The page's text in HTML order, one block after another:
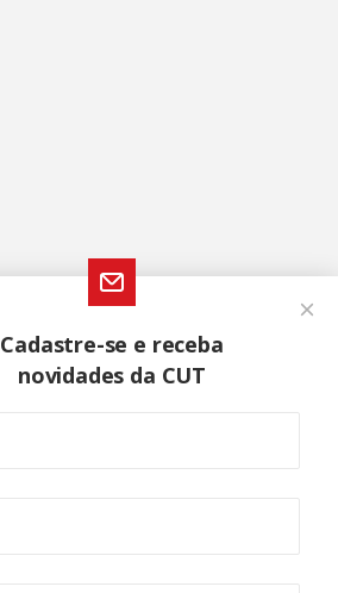
Cadastre-se e receba
novidades da CUT